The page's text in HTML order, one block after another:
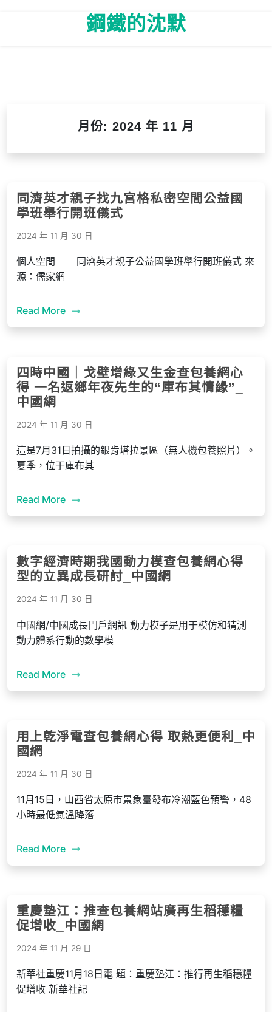
鋼鐵的沈默
月份: 2024 年 11 月
同濟英才親子找九宮格私密空間公益國
學班舉行開班儀式
2024 年 11 月 30 日
個人空間 同濟英才親子公益國學班舉行開班儀式 來
源：儒家網
Read More
四時中國｜戈壁增綠又生金查包養網心
得 一名返鄉年夜先生的“庫布其情緣”_
中國網
2024 年 11 月 30 日
這是7月31日拍攝的銀肯塔拉景區（無人機包養照片）。
夏季，位于庫布其
Read More
數字經濟時期我國動力模查包養網心得
型的立異成長研討_中國網
2024 年 11 月 30 日
中國網/中國成長門戶網訊 動力模子是用于模仿和猜測
動力體系行動的數學模
Read More
用上乾淨電查包養網心得 取熱更便利_中
國網
2024 年 11 月 30 日
11月15日，山西省太原市景象臺發布冷潮藍色預警，48
小時最低氣溫降落
Read More
重慶墊江：推查包養網站廣再生稻穩糧
促增收_中國網
2024 年 11 月 29 日
新華社重慶11月18日電 題：重慶墊江：推行再生稻穩糧
促增收 新華社記